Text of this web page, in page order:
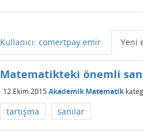
Kullanıcı: comertpay.emir Yeni
Matematikteki önemli
12 Ekim 2015 Akademik Matematik
tartışma sanılar